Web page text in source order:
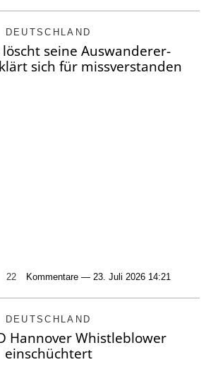
DEUTSCHLAND
seine Auswanderer-
sich für missverstanden
22 Kommentare — 23. Juli 2026 14:21
DEUTSCHLAND
Hannover Whistleblower
einschüchtert